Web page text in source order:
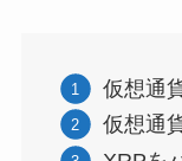
仮想通
仮想通